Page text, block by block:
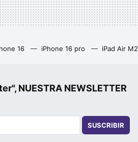
16 iPhone 16 pro iPad Air
NUESTRA NEWSLETTER
SUSCRIBIR